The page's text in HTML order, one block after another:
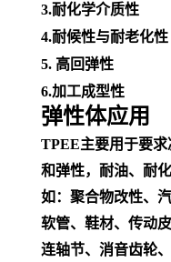
3.耐化学介质性
4.耐候性与耐老化性
5. 高回弹性
6.加工成型性
弹性体应用
TPEE主要用于要
和弹性，耐油、耐
如：聚合物改性、汽
软管、鞋材、传动
连轴节、消音齿轮、